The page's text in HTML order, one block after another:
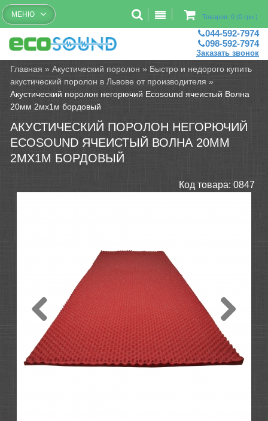
Бесплатный рассчет помещений
Товаров: 0 (0 грн.)
МЕНЮ
044-592-7974
098-592-7974
Заказать звонок
Главная »Акустический поролон » Быстро и недорого купить
акустический поролон в Львове от производителя »
Акустический поролон негорючий Ecosound ячеистый Волна
20мм 2мх1м бордовый
АКУСТИЧЕСКИЙ ПОРОЛОН НЕГОРЮЧИЙ
ECOSOUND ЯЧЕИСТЫЙ ВОЛНА 20ММ
2МХ1М БОРДОВЫЙ
Код товара: 0847